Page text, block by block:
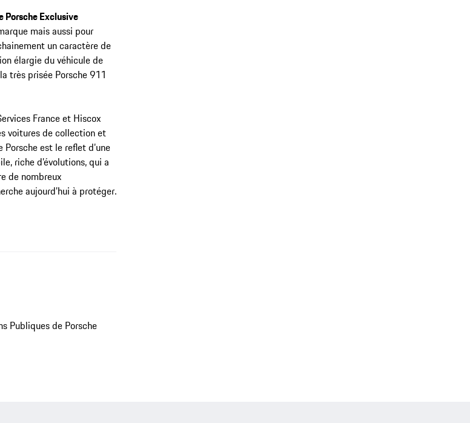
Porsche Exclusive
mais aussi pour
un caractère de
élargie du véhicule de
très prisée Porsche 911
France et Hiscox
voitures de collection et
est le reflet d’une
riche d’évolutions, qui a
de nombreux
aujourd’hui à protéger.
Publiques de Porsche